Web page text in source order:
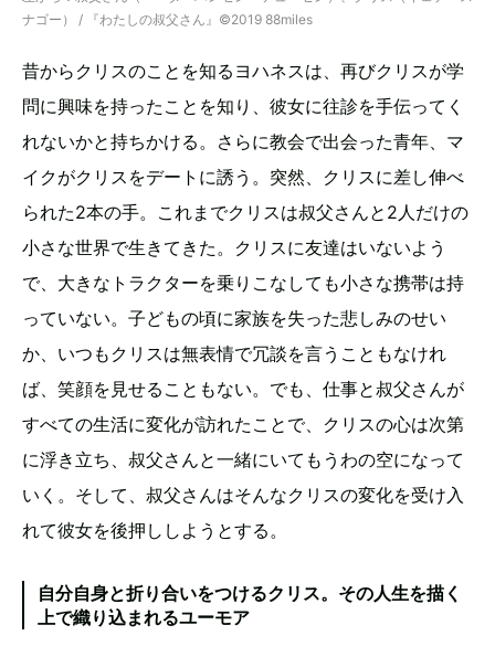
ナゴー） / 『わたしの叔父さん』©2019 88miles
昔からクリスのことを知るヨハネスは、再びクリスが学
問に興味を持ったことを知り、彼女に往診を手伝ってく
れないかと持ちかける。さらに教会で出会った青年、マ
イクがクリスをデートに誘う。突然、クリスに差し伸べ
られた2本の手。これまでクリスは叔父さんと2人だけの
小さな世界で生きてきた。クリスに友達はいないよう
で、大きなトラクターを乗りこなしても小さな携帯は持
っていない。子どもの頃に家族を失った悲しみのせい
か、いつもクリスは無表情で冗談を言うこともなけれ
ば、笑顔を見せることもない。でも、仕事と叔父さんが
すべての生活に変化が訪れたことで、クリスの心は次第
に浮き立ち、叔父さんと一緒にいてもうわの空になって
いく。そして、叔父さんはそんなクリスの変化を受け入
れて彼女を後押ししようとする。
自分自身と折り合いをつけるクリス。その人生を描く
上で織り込まれるユーモア